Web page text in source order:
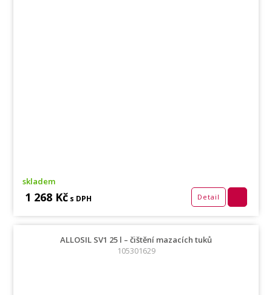
skladem
1 268 Kč s DPH Detail
ALLOSIL SV1 25 l – čištění mazacích tuků
105301629